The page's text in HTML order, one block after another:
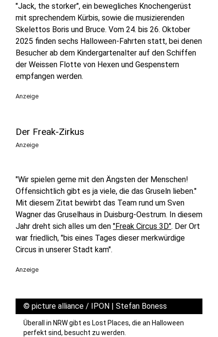
"Jack, the storker", ein bewegliches Knochengerüst
mit sprechendem Kürbis, sowie die musizierenden
Skelettos Boris und Bruce. Vom 24. bis 26. Oktober
2025 finden sechs Halloween-Fahrten statt, bei denen
Besucher ab dem Kindergartenalter auf den Schiffen
der Weissen Flotte von Hexen und Gespenstern
empfangen werden.
Anzeige
Der Freak-Zirkus
Anzeige
"Wir spielen gerne mit den Ängsten der Menschen!
Offensichtlich gibt es ja viele, die das Gruseln lieben."
Mit diesem Zitat bewirbt das Team rund um Sven
Wagner das Gruselhaus in Duisburg-Oestrum. In diesem
Jahr dreht sich alles um den "Freak Circus 3D". Der Ort
war friedlich, "bis eines Tages dieser merkwürdige
Circus in unserer Stadt kam".
Anzeige
© picture alliance / IPON | Stefan Boness
Überall in NRW gibt es Lost Places, die an Halloween
perfekt sind, besucht zu werden.